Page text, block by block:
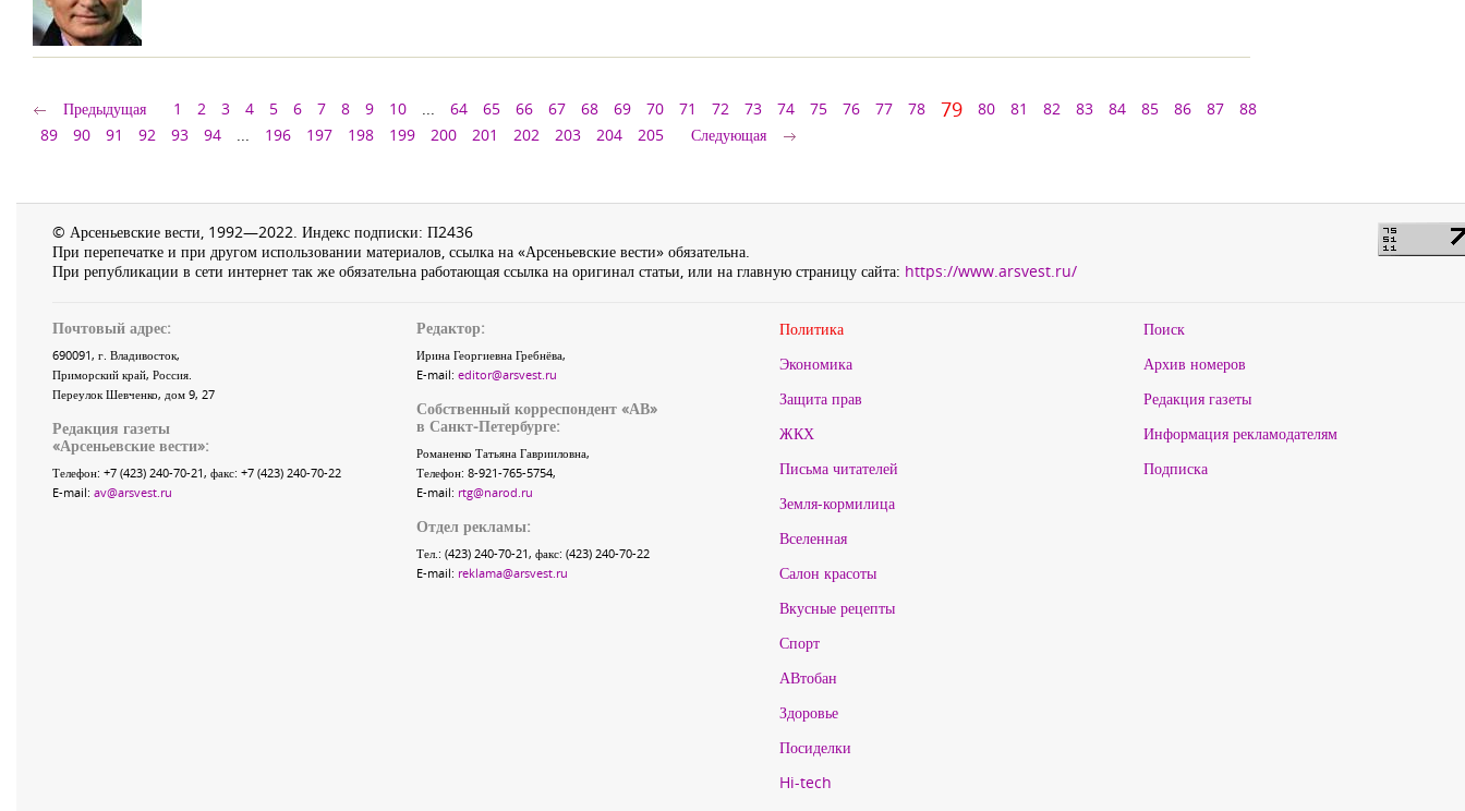
Предыдущая 1 2 3 4 5 6 7 8 9 10 ... 64 65 66 67 68 69 70 71 72 73 74 75 76 77 78 79 80 81 82 83 84 85 86 87
88
89
90 91 92 93 94 ... 196 197 198 199 200 201 202 203 204 205 Следующая
© Арсеньевские вести, 1992—2022. Индекс подписки: П2436
При перепечатке и при другом использовании материалов, ссылка на «Арсеньевские вести» обязательна.
При републикации в сети интернет так же обязательна работающая ссылка на оригинал статьи, или на главную страницу сайта: https://www.arsvest.ru/
Почтовый адрес:
690091, г. Владивосток,
Приморский край, Россия.
Переулок Шевченко, дом 9, 27
Редакция газеты
«Арсеньевские вести»:
Телефон: +7 (423) 240-70-21, факс: +7 (423) 240-70-22
E-mail: av@arsvest.ru
Редактор:
Ирина Георгиевна Гребнёва,
E-mail: editor@arsvest.ru
Собственный корреспондент «АВ»
в Санкт-Петербурге:
Романенко Татьяна Гаврииловна,
Телефон: 8-921-765-5754,
E-mail: rtg@narod.ru
Отдел рекламы:
Тел.: (423) 240-70-21, факс: (423) 240-70-22
E-mail: reklama@arsvest.ru
Политика
Экономика
Защита прав
ЖКХ
Письма читателей
Земля-кормилица
Вселенная
Салон красоты
Вкусные рецепты
Спорт
АВтобан
Здоровье
Посиделки
Hi-tech
Поиск
Архив номеров
Редакция газеты
Информация рекламодателям
Подписка